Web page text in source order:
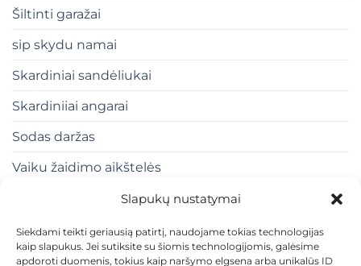
Slapukų nustatymai
Siekdami teikti geriausią patirtį, naudojame tokias technologijas
kaip slapukus. Jei sutiksite su šiomis technologijomis, galėsime
apdoroti duomenis, tokius kaip naršymo elgsena arba unikalūs ID
Šiltinti garažai
sip skydu namai
Skardiniai sandėliukai
Skardiniiai angarai
Sodas daržas
Vaiku žaidimo aikštelės